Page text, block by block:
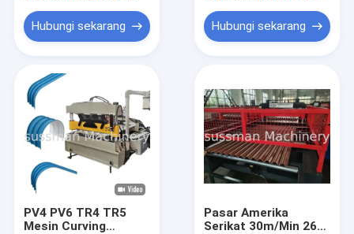
Hubungi sekarang Hubungi sekarang
PV4 PV6 TR4 TR5
Mesin Curving
Pasar Amerika
Serikat 30m/Min 26